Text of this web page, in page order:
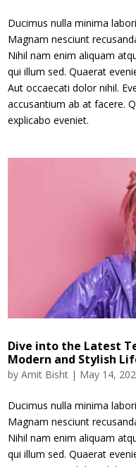
Ducimus nulla minima
Magnam nesciunt
Nihil nam enim aliquam
qui illum sed. Quaerat
Aut occaecati dolor nihil.
accusantium ab at facere.
explicabo eveniet.
Dive into the Latest
Modern and Stylish
byAmit Bisht | May 14,
Ducimus nulla minima
Magnam nesciunt
Nihil nam enim aliquam
qui illum sed. Quaerat